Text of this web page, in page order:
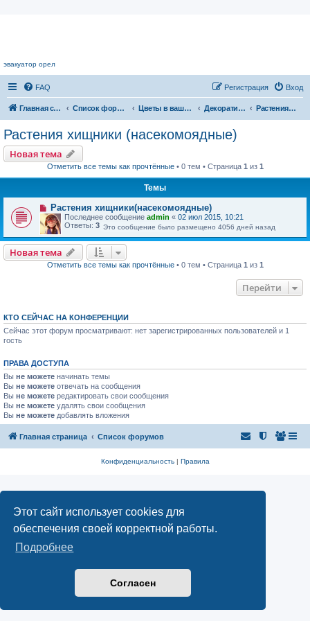
Этот сайт использует cookies для
обеспечения своей корректной работы.
Подробнее
Согласен
эвакуатор орел
FAQ Вход
Регистрация
Главная страница Список форумов Цветы в вашем доме Декоративноцветущие растения Растения хищники (насекомоядные)
Растения хищники (насекомоядные)
Новая тема
Отметить все темы как прочтённые• 0 тем • Страница 1 из 1
Темы
Растения хищники(насекомоядные)
Последнее сообщение admin « 02 июл 2015, 10:21
Ответы: 3 Это сообщение было размещено 4056 дней назад
Новая тема
Отметить все темы как прочтённые• 0 тем • Страница 1 из 1
Перейти
КТО СЕЙЧАС НА КОНФЕРЕНЦИИ
Сейчас этот форум просматривают: нет зарегистрированных пользователей и 1
гость
ПРАВА ДОСТУПА
Вы не можете начинать темы
Вы не можете отвечать на сообщения
Вы не можете редактировать свои сообщения
Вы не можете удалять свои сообщения
Вы не можете добавлять вложения
Главная страница Список форумов
Конфиденциальность| Правила